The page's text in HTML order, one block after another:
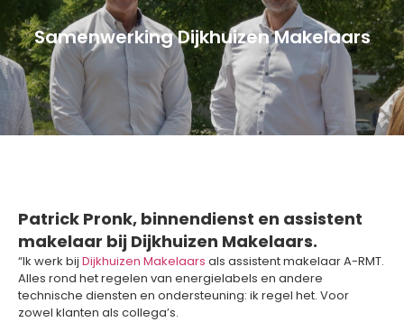
Samenwerking Dijkhuizen Makelaars
Patrick Pronk, binnendienst en assistent
makelaar bij Dijkhuizen Makelaars.
“Ik werk bij Dijkhuizen Makelaars als assistent makelaar A-RMT.
Alles rond het regelen van energielabels en andere
technische diensten en ondersteuning: ik regel het. Voor
zowel klanten als collega’s.